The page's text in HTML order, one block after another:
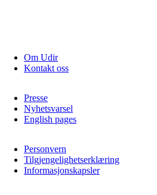
Om Udir
Kontakt oss
Presse
Nyhetsvarsel
English pages
Personvern
Tilgjengelighetserklæring
Informasjonskapsler